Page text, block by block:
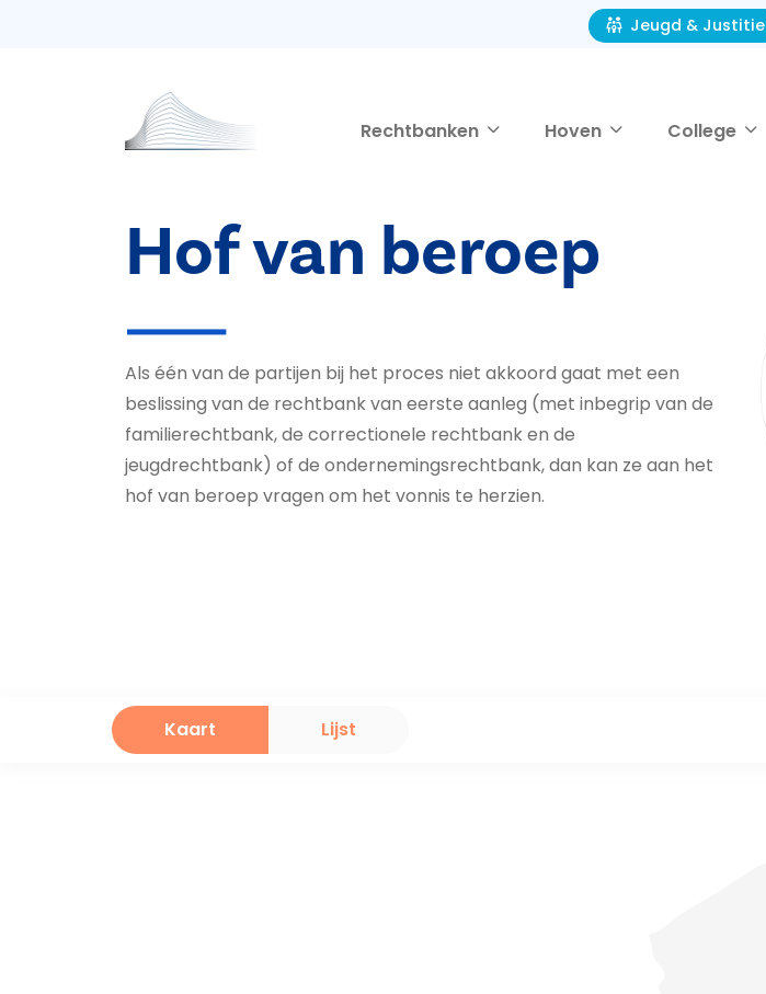
Jeugd & Justitie
Rechtbanken Hoven College
Hof van beroep
Als één van de partijen bij het proces niet akkoord gaat met een
beslissing van de rechtbank van eerste aanleg (met inbegrip van de
familierechtbank, de correctionele rechtbank en de
jeugdrechtbank) of de ondernemingsrechtbank, dan kan ze aan het
hof van beroep vragen om het vonnis te herzien.
Kaart Lijst